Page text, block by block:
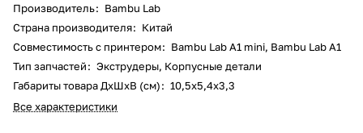
Производитель: Bambu Lab
Страна производителя: Китай
Совместимость с принтером: Bambu Lab A1 mini, Bambu Lab A1
Тип запчастей: Экструдеры, Корпусные детали
Габариты товара ДxШxВ (см): 10,5x5,4x3,3
Все характеристики